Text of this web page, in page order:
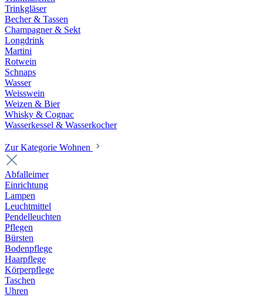
Trinkgläser
Becher & Tassen
Champagner & Sekt
Longdrink
Martini
Rotwein
Schnaps
Wasser
Weisswein
Weizen & Bier
Whisky & Cognac
Wasserkessel & Wasserkocher
Zur Kategorie Wohnen
Abfalleimer
Einrichtung
Lampen
Leuchtmittel
Pendelleuchten
Pflegen
Bürsten
Bodenpflege
Haarpflege
Körperpflege
Taschen
Uhren